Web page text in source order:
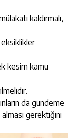
kaldırmalı,
kesim kamu
da gündeme
alması gerektiğini